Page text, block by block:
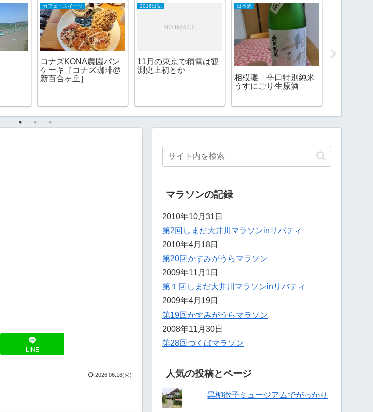
カフェ・スイーツ
コナズKONA農園パン
ケーキ［コナズ珈琲@
新百合ヶ丘］
2016日記
11月の東京で積雪は観
測史上初とか
日本酒
相模灘 辛口特別純米
うすにごり生原酒
LINE
2026.06.16(火)
マラソンの記録
2010年10月31日
第2回しまだ大井川マラソンinリバティ
2010年4月18日
第20回かすみがうらマラソン
2009年11月1日
第１回しまだ大井川マラソンinリバティ
2009年4月19日
第19回かすみがうらマラソン
2008年11月30日
第28回つくばマラソン
人気の投稿とページ
黒柳徹子ミュージアムでがっかり